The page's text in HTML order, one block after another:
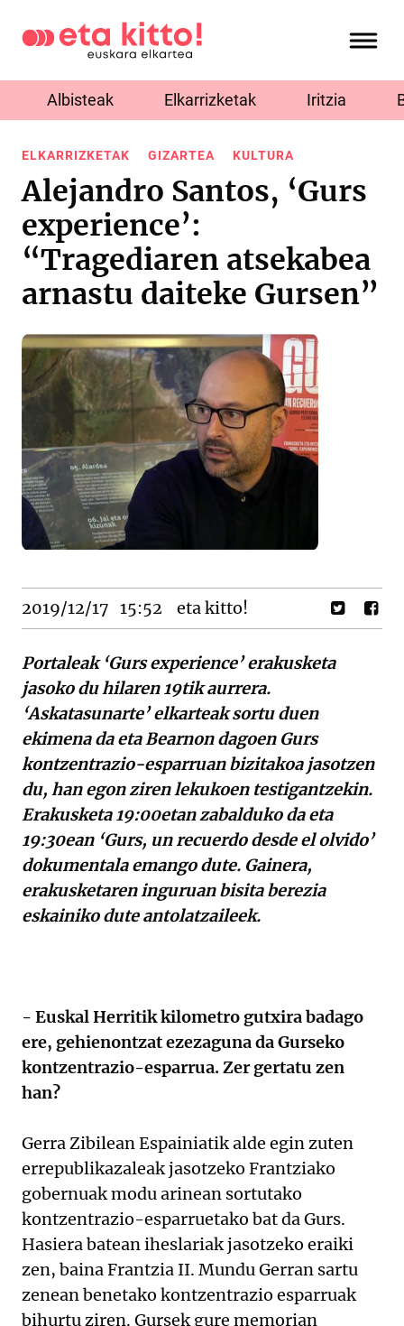
Albisteak Elkarrizketak Iritzia
ELKARRIZKETAK GIZARTEA KULTURA
Alejandro Santos, ‘Gurs
experience’:
“Tragediaren atsekabea
arnastu daiteke Gursen”
2019/12/17 15:52 eta kitto!
Portaleak ‘Gurs experience’ erakusketa
jasoko du hilaren 19tik aurrera.
‘Askatasunarte’ elkarteak sortu duen
ekimena da eta Bearnon dagoen Gurs
kontzentrazio-esparruan bizitakoa jasotzen
du, han egon ziren lekukoen testigantzekin.
Erakusketa 19:00etan zabalduko da eta
19:30ean ‘Gurs, un recuerdo desde el olvido’
dokumentala emango dute. Gainera,
erakusketaren inguruan bisita berezia
eskainiko dute antolatzaileek.
- Euskal Herritik kilometro gutxira badago
ere, gehienontzat ezezaguna da Gurseko
kontzentrazio-esparrua. Zer gertatu zen
han?
Gerra Zibilean Espainiatik alde egin zuten
errepublikazaleak jasotzeko Frantziako
gobernuak modu arinean sortutako
kontzentrazio-esparruetako bat da Gurs.
Hasiera batean iheslariak jasotzeko eraiki
zen, baina Frantzia II. Mundu Gerran sartu
zenean benetako kontzentrazio esparruak
bihurtu ziren. Gursek gure memorian